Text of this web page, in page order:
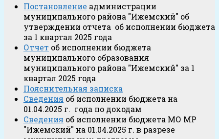
Постановление администрации
муниципального района "Ижемский" об
утверждении отчета об исполнении бюджета
за 1 квартал 2025 года
Отчет об исполнении бюджета
муниципального образования
муниципального района "Ижемский" за 1
квартал 2025 года
Пояснительная записка
Сведения об исполнении бюджета на
01.04.2025 г. года по доходам
Сведения об исполнении бюджета МО МР
"Ижемский" на 01.04.2025 г. в разрезе